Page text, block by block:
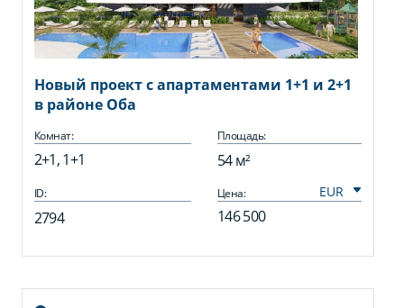
Новый проект с апартаментами 1+1 и 2+1
в районе Оба
Комнат:
2+1, 1+1
Площадь:
54 м²
ID:
2794
Цена:
146 500